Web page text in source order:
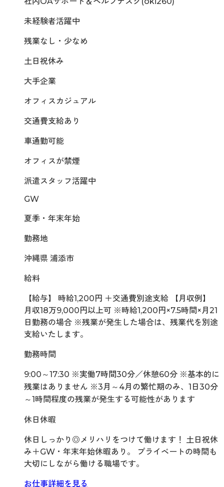
未経験者活躍中
残業なし・少なめ
土日祝休み
大手企業
オフィスカジュアル
交通費支給あり
車通勤可能
オフィスが禁煙
派遣スタッフ活躍中
GW
夏季・年末年始
勤務地
沖縄県 浦添市
給料
【給与】 時給1,200円 ＋交通費別途支給 【月収例】
月収18万9,000円以上可 ※時給1,200円×7.5時間×月21
日勤務の場合 ※残業が発生した場合は、残業代を別途
支給いたします。
勤務時間
9:00～17:30 ※実働7時間30分／休憩60分 ※基本的に
残業はありません ※3月～4月の繁忙期のみ、1日30分
～1時間程度の残業が発生する可能性があります
休日休暇
休日しっかり◎メリハリをつけて働けます！ 土日祝休
み＋GW・年末年始休暇あり。 プライベートの時間も
大切にしながら働ける職場です。
お仕事詳細を見る